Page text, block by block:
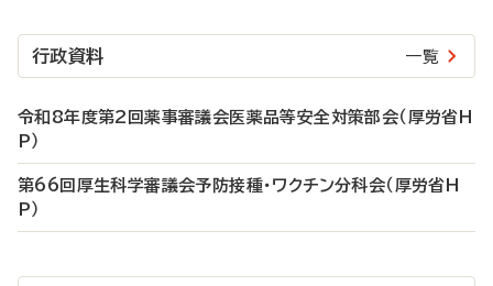
行政資料 一覧
令和8年度第2回薬事審議会医薬品等安全対策部会（厚労省H
P）
第66回厚生科学審議会予防接種・ワクチン分科会（厚労省H
P）